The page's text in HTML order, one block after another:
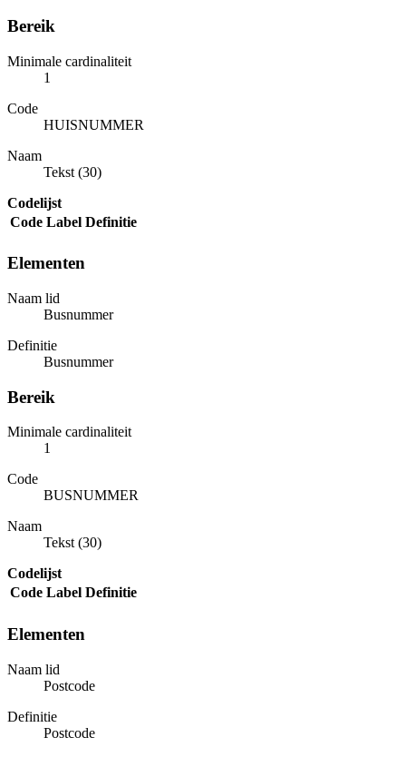
Bereik
Minimale cardinaliteit
1
Code
HUISNUMMER
Naam
Tekst (30)
Codelijst
Code Label Definitie
Elementen
Naam lid
Busnummer
Definitie
Busnummer
Bereik
Minimale cardinaliteit
1
Code
BUSNUMMER
Naam
Tekst (30)
Codelijst
Code Label Definitie
Elementen
Naam lid
Postcode
Definitie
Postcode